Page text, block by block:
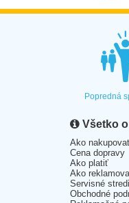
Popredná
Všetko
Ako
Cena dopravy
Ako platiť
Ako
Servisné
Obchodné